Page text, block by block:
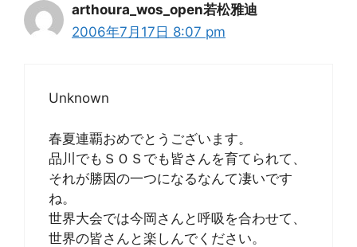
arthoura_wos_open若松雅迪
2006年7月17日 8:07 pm
Unknown
春夏連覇おめでとうございます。
品川でもＳＯＳでも皆さんを育てられて、
それが勝因の一つになるなんて凄いです
ね。
世界大会では今岡さんと呼吸を合わせて、
世界の皆さんと楽しんでください。